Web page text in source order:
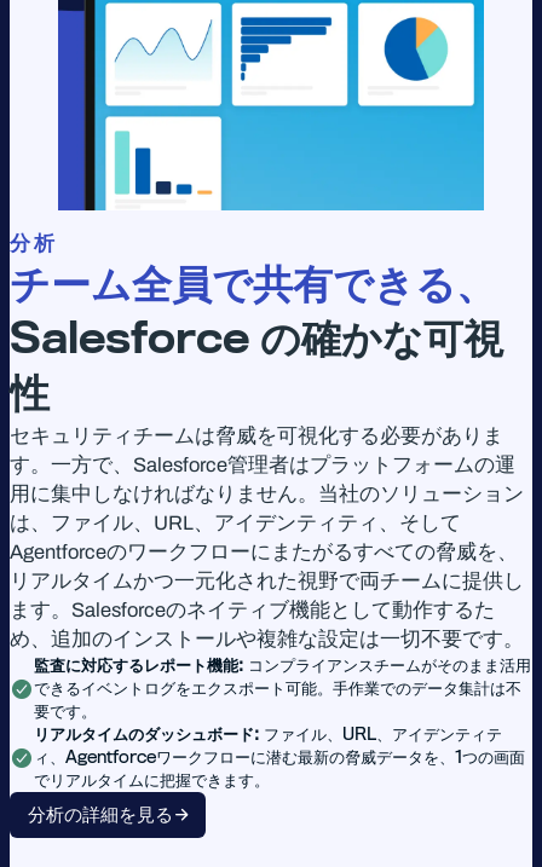
分 析
チーム全員で共有できる、
Salesforce の確かな可視
性
セキュリティチームは脅威を可視化する必要がありま
す。一方で、Salesforce管理者はプラットフォームの運
用に集中しなければなりません。当社のソリューション
は、ファイル、URL、アイデンティティ、そして
Agentforceのワークフローにまたがるすべての脅威を、
リアルタイムかつ一元化された視野で両チームに提供し
ます。Salesforceのネイティブ機能として動作するた
め、追加のインストールや複雑な設定は一切不要です。
監査に対応するレポート機能: コンプライアンスチームがそのまま活用
できるイベントログをエクスポート可能。手作業でのデータ集計は不
要です。
リアルタイムのダッシュボード: ファイル、URL、アイデンティテ
ィ、Agentforceワークフローに潜む最新の脅威データを、1つの画面
でリアルタイムに把握できます。
分析の詳細を見る